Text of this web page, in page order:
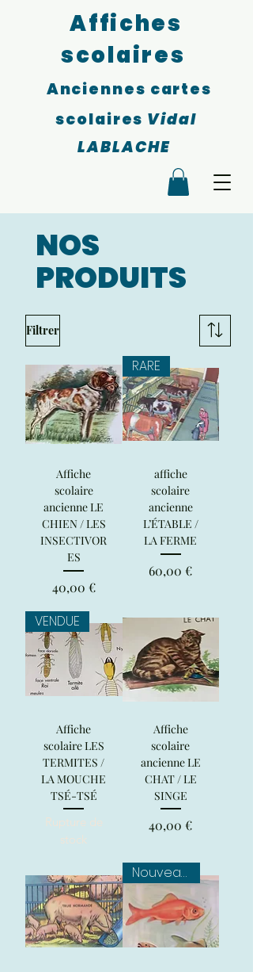
Affiches
scolaires
Anciennes cartes
scolaires Vidal
LABLACHE
NOS
PRODUITS
Filtrer
Affiche
scolaire
ancienne LE
CHIEN / LES
INSECTIVOR
ES
Prix
40,00 €
RARE
affiche
scolaire
ancienne
L’ÉTABLE /
LA FERME
Prix
60,00 €
VENDUE
Affiche
scolaire LES
TERMITES /
LA MOUCHE
TSÉ-TSÉ
Rupture de
stock
Affiche
scolaire
ancienne LE
CHAT / LE
SINGE
Prix
40,00 €
Nouveauté